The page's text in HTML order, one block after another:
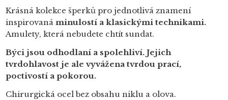
Krásná kolekce šperků pro jednotlivá znamení
inspirovanáminulostí a klasickými technikami.
Amulety, která nebudete chtít sundat.
Býci jsou odhodlaní a spolehliví. Jejich
tvrdohlavost je ale vyvážena tvrdou prací,
poctivostí a pokorou.
Chirurgická ocel bez obsahu niklu a olova.